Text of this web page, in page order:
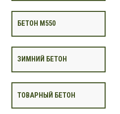
БЕТОН М550
ЗИМНИЙ БЕТОН
ТОВАРНЫЙ БЕТОН